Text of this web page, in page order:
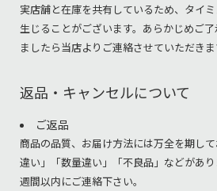
実店舗と在庫を共有しているため、タイ
生じることがございます。あらかじめご
ましたら当店よりご連絡させていただきま
返品・キャンセルについて
ご返品
商品の品質、お届け方法には万全を期し
違い」「数量違い」「不良品」などがあ
週間以内にご連絡下さい。